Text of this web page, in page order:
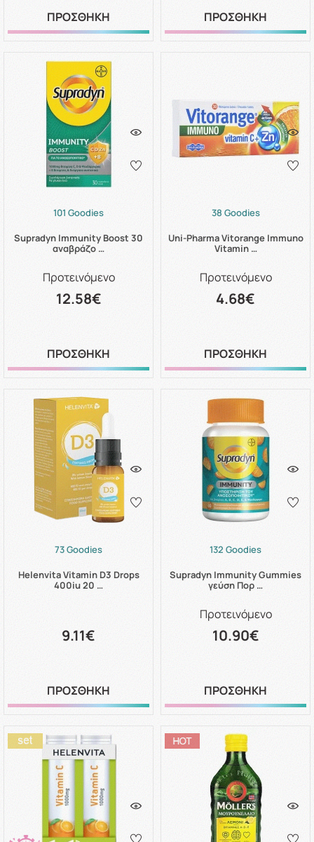
ΠΡΟΣΘΗΚΗ ΠΡΟΣΘΗΚΗ
101 Goodies
Supradyn Immunity Boost 30
αναβράζο …
Προτεινόμενο
12.58€
ΠΡΟΣΘΗΚΗ
38 Goodies
Uni-Pharma Vitorange Immuno
Vitamin …
Προτεινόμενο
4.68€
ΠΡΟΣΘΗΚΗ
73 Goodies
Helenvita Vitamin D3 Drops
400iu 20 …
9.11€
ΠΡΟΣΘΗΚΗ
132 Goodies
Supradyn Immunity Gummies
γεύση Πορ …
Προτεινόμενο
10.90€
ΠΡΟΣΘΗΚΗ